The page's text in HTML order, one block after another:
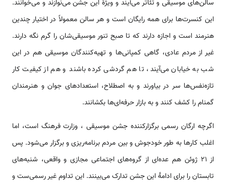
سالن‌های موسیقی و تئاتر می‌آیند و ویژۀ این جشن می‌نوازند و می‌خوانند.
این کنسرت‌ها برای همه رایگان است و هر سالن معمولاً در اختیار چندین
هنرمند است و اجازه دارند که تا صبح تنور موسیقی‌شان را گرم نگه دارند.
غیر از مردم عادی، گاهی کمپانی‌ها و تهیه‌کنندگان موسیقی هم در این
شب به خیابان می‌آیند، تا هم گردشی کرده باشند و هم از کیفیت کار
تازه‌نفس‌ها سر در بیاورند و به اصطلاح، استعدادهای جوان و هنرمندان
گمنام را کشف کنند و به بازار حرفه‌ای‌ها بکشانند.
اگرچه ارگان رسمی برگزارکننده جشن موسیقی ، وزارت فرهنگ است، اما
اغلب کارها به طور خودجوش و بین مردم برنامه‌ریزی و برگزار می‌شود. پس
از ۲۱ ژوئن هم عده‌ای از گروه‌های اجتماعی مجازی و واقعی، شنبه‌های
تابستان را برای ادامۀ این جشن تدارک می‌بینند. این تداوم غیر رسمی‌ست و